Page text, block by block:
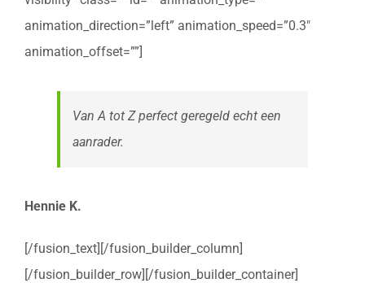
animation_direction=”left” animation_speed=”0.3″
animation_offset=””]
Van A tot Z perfect geregeld echt een
aanrader.
Hennie K.
[/fusion_text][/fusion_builder_column]
[/fusion_builder_row][/fusion_builder_container]